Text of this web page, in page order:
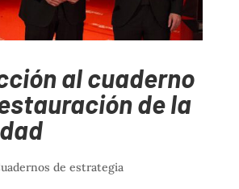
al cuaderno
de la
de estrategia